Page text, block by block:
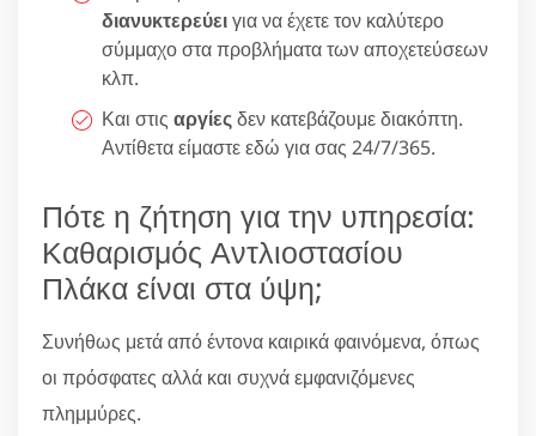
διανυκτερεύειγια να έχετε τον καλύτερο
σύμμαχο στα προβλήματα των αποχετεύσεων
κλπ.
Και στις αργίεςδεν κατεβάζουμε διακόπτη.
Αντίθετα είμαστε εδώ για σας 24/7/365.
Πότε η ζήτηση για την υπηρεσία:
Καθαρισμός Αντλιοστασίου
Πλάκα είναι στα ύψη;
Συνήθως μετά από έντονα καιρικά φαινόμενα, όπως
οι πρόσφατες αλλά και συχνά εμφανιζόμενες
πλημμύρες.